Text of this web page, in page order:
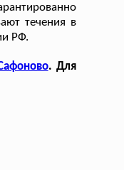
течения в
РФ.
. Для